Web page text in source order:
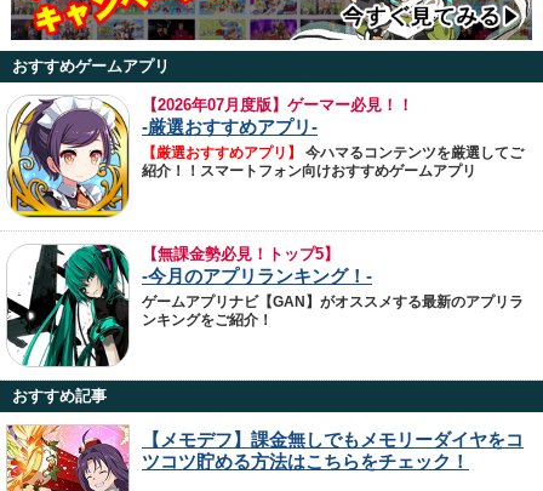
おすすめゲームアプリ
【2026年07月度版】ゲーマー必見！！
-厳選おすすめアプリ-
【厳選おすすめアプリ】
今ハマるコンテンツを厳選してご
紹介！！スマートフォン向けおすすめゲームアプリ
【無課金勢必見！トップ5】
-今月のアプリランキング！-
ゲームアプリナビ【GAN】がオススメする最新のアプリラ
ンキングをご紹介！
おすすめ記事
【メモデフ】課金無しでもメモリーダイヤをコ
ツコツ貯める方法はこちらをチェック！